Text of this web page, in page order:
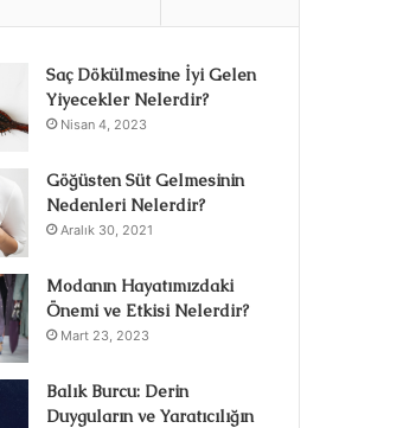
Saç Dökülmesine İyi Gelen
Yiyecekler Nelerdir?
Nisan 4, 2023
Göğüsten Süt Gelmesinin
Nedenleri Nelerdir?
Aralık 30, 2021
Modanın Hayatımızdaki
Önemi ve Etkisi Nelerdir?
Mart 23, 2023
Balık Burcu: Derin
Duyguların ve Yaratıcılığın